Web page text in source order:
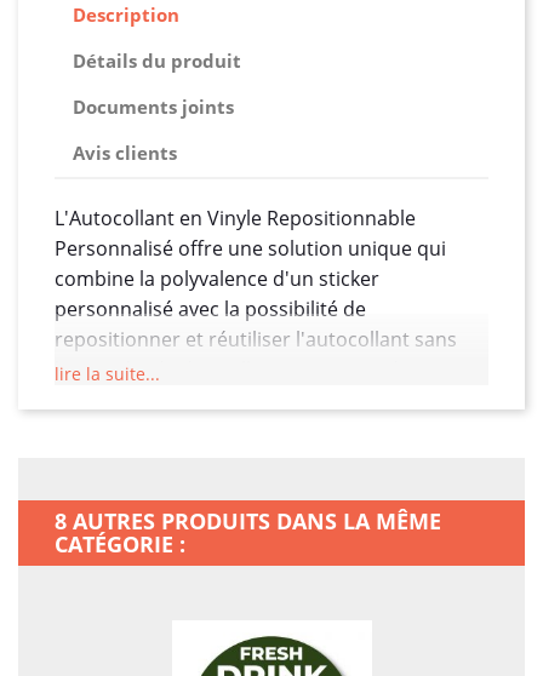
Description
Détails du produit
Documents joints
Avis clients
L'Autocollant en Vinyle Repositionnable
Personnalisé offre une solution unique qui
combine la polyvalence d'un sticker
personnalisé avec la possibilité de
repositionner et réutiliser l'autocollant sans
laisser de résidus collants. Imaginez des
visuelle.
Le vinyle repositionnable est conçu avec une
fixation solide tout en permettant de déplacer
et réajuster l'autocollant sans endommager la
lire la suite...
8 AUTRES PRODUITS DANS LA MÊME
CATÉGORIE :